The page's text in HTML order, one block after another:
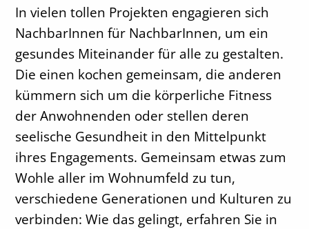
In vielen tollen Projekten engagieren sich
NachbarInnen für NachbarInnen, um ein
gesundes Miteinander für alle zu gestalten.
Die einen kochen gemeinsam, die anderen
kümmern sich um die körperliche Fitness
der Anwohnenden oder stellen deren
seelische Gesundheit in den Mittelpunkt
ihres Engagements. Gemeinsam etwas zum
Wohle aller im Wohnumfeld zu tun,
verschiedene Generationen und Kulturen zu
verbinden: Wie das gelingt, erfahren Sie in